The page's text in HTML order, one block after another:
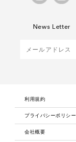
News Letter
利用規約
プライバシーポリシー
会社概要